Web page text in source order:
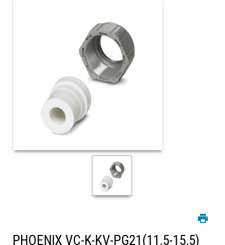
PHOENIX VC-K-KV-PG21(11,5-15,5)